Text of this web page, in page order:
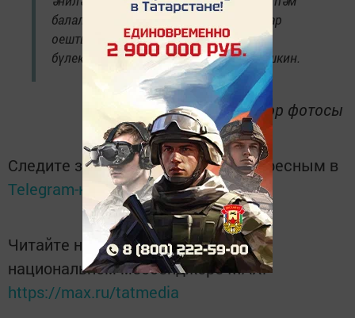
балалар бакчалары яннарында рейдлар
оештыралачак, - ди районның ЮХИДИ
бүлекчәсе инспекторы Сергей Барабашкин.
автор фотосы
Следите за самым важным и интересным в
Telegram-каналеТатмедиа
Читайте новости Татарстана в
национальном мессенджере MАХ:
https://max.ru/tatmedia